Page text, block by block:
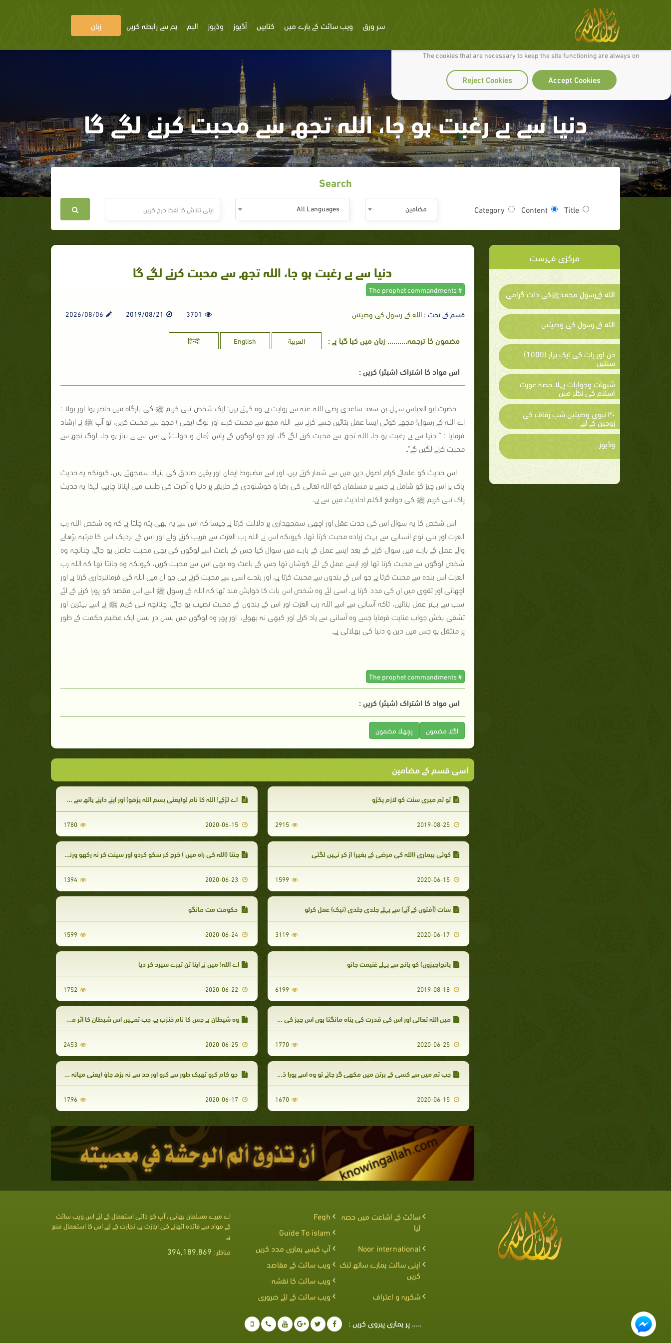
We use cookies to make our site work well for you and so we can continually improve it.
The cookies that are necessary to keep the site functioning are always on
Accept Cookies
Reject Cookies
سر ورق ویب سائٹ کے بارے میں کتابیں آڈیوز وڈیوز البم ہم سے رابطہ کریں زبان
دنیا سے بے رغبت ہو جا، اللہ تجھ سے محبت کرنے لگے گا
Search
Title
Content
Category مضامين All Languages
مرکزی فہرست
الله كےرسول محمدﷺكى ذات گرامي
الله كے رسول كى وصيتىں
دن اور رات کی ایک ہزار (1000)
سنتیں
شبهات وجوابات پہلا حصہ عورت
اسلام كى نظر مىں
۳۰ نبوی وصیتیں شب زفاف کی
زوجین کے لیے
وڈیوز
دنیا سے بے رغبت ہو جا، اللہ تجھ سے محبت کرنے لگے گا
# The prophet commandments
قسم کے تحت :الله كے رسول كى وصيتىں 3701
2019/08/21
2026/08/06
مضمون کا ترجمہ.......... زبان میں کیا گیا ہے : العربية English
हिन्दी
اس مواد کا اشتراک (شیئر) کریں :
حضرت ابو العباس سہل بن سعد ساعدی رضی اللہ عنہ سے روایت ہے وہ کہتے ہیں: ایک شخص نبی کریم ﷺ کی بارگاہ میں حاضر ہوا اور بولا :
اے اللہ کے رسول! مجھے کوئی ایسا عمل بتائیں جسے کرنے سے اللہ مجھ سے محبت کرے اور لوگ (بھی ) مجھ سے محبت کریں، تو آپ ﷺ نے ارشاد
فرمایا : " دنیا سے بے رغبت ہو جا، اللہ تجھ سے محبت کرنے لگے گا، اور جو لوگوں کے پاس (مال و دولت) ہے اس سے بے نیاز ہو جا، لوگ تجھ سے
محبت کرنے لگیں گے"۔
اس حدیث کو علمائے کرام اصول دین میں سے شمار کرتے ہیں، اور اسے مضبوط ایمان اور یقین صادق کی بنیاد سمجھتے ہیں، کیونکہ یہ حدیث
پاک ہر اس چیز کو شامل ہے جسے ہر مسلمان کو اللہ تعالی کی رضا و خوشنودی کے طریقے پر دنیا و آخرت کی طلب میں اپنانا چاہیے، لہذا یہ حدیث
پاک نبی کریم ﷺ کی جوامع الكلم احادیث میں سے ہے۔
اس شخص کا یہ سوال اس کی حدت عقل اور اچھی سمجھداری پر دلالت کرتا ہے جیسا کہ اس سے یہ بھی پتہ چلتا ہے کہ وہ شخص اللہ رب
العزت اور بنی نوع انسانی سے بہت زیادہ محبت کرتا تھا، کیونکہ اس نے اللہ رب العزت سے قریب کرنے والے اور اس کے نزدیک اس کا مرتبہ بڑھانے
والے عمل کے بارے میں سوال کرنے کے بعد ایسے عمل کے بارے میں سوال کیا جس کے باعث اسے لوگوں کی بھی محبت حاصل ہو جائے، چنانچہ وہ
شخص لوگوں سے محبت کرتا تھا اور ایسے عمل کے لئے کوشاں تھا جس کے باعث وہ بھی اس سے محبت کریں، کیونکہ وہ جانتا تھا کہ اللہ رب
العزت اس بندہ سے محبت کرتا ہے جو اس کے بندوں سے محبت کرتا ہے، اور بندے اسی سے محبت کرتے ہیں جو ان میں اللہ کی فرمانبرداری کرتا ہے اور
اچھائی اور تقوی میں ان کی مدد کرتا ہے، اسی لئے وہ شخص اس بات کا خواہش مند تھا کہ اللہ کے رسول ﷺ اسے اس مقصد کو پورا کرنے کے لئے
سب سے بہتر عمل بتائیں، تاکہ آسانی سے اسے اللہ رب العزت اور اس کے بندوں کے محبت نصیب ہو جائے، چنانچہ نبی کریم ﷺ نے اسے بہترین اور
تشفی بخش جواب عنایت فرمایا جسے وہ آسانی سے یاد کرلے اور کبھی نہ بھولے، اور پھر وہ لوگوں میں نسل در نسل ایک عظیم حکمت کے طور
پر منتقل ہو جس میں دین و دنیا کی بھلائی ہے۔
# The prophet commandments
اس مواد کا اشتراک (شیئر) کریں :
پچھلا مضمون اگلا مضمون
اسی قسم کے مضامین
تو تم میری سنت کو لازم پکڑو
2019-08-25
2915
اے لڑکے! اللہ کا نام لو(یعنی بسم اللہ پڑھو) اور اپنے داہنے ہاتھ سے کھاؤ
2020-06-15
1780
کوئی بیماری (اللہ کی مرضی کے بغیر) اڑ کر نہیں لگتی
2020-06-15
1599
جتنا (اللہ کی راہ میں ) خرچ کر سکو کردو اور سینت کر نہ رکھو ورنہ اللہ پاک بھی تمہارے لیے اپنے خزانے میں بندش لگادے گا۔
2020-06-23
1394
سات (آفتوں کے آنے) سے پہلے جلدی جلدی (نیک) عمل کرلو
3119
حکومت مت مانگو
2020-06-24
1599
پانچ(چیزوں) کو پانچ سے پہلے غنیمت جانو
2019-08-18
6199
اے اللہ! میں نے اپنا تن تیرے سپرد کر دیا
1752
میں اللہ تعالی اور اس کی قدرت کی پناہ مانگتا ہوں اس چیز کی برائی سے جس کو میں محسوس کرتا ہوں اور جس کا مجھے خطرہ ہے۔
2020-06-25
1770
وہ شیطان ہے جس کا نام خنزب ہے، جب تمہیں اس شیطان کا اثر محسوس ہو تو اس سے اللہ تعالیٰ کی پناہ مانگو
2020-06-25
2453
جب تم میں سے کسی کے برتن میں مکھی گر جائے تو وہ اسے پورا ڈبو لے اور پھر اسے نکال کر پھینک دے
2020-06-15
1670
جو کام کرو ٹھیک طور سے کرو اور حد سے نہ بڑھ جاؤ (یعنی میانہ روی اختیار کرو)
1796
سائٹ کے اشاعت میں حصہ
لیا
Feqh
Guide To islam
Noor international
آپ کیسے ہماری مدد کریں
اپنی سائٹ ہمارے ساتھ لنک
کریں
ویب سائٹ کے مقاصد
ویب سائٹ کا نقشہ
شکریہ و اعتراف
ویب سائٹ کے لئے ضروری
اے میرے مسلمان بھائی ، آپ کو ذاتی استعمال کے لئے اس ویب سائٹ
کے مواد سے فائدہ اٹھانے کی اجازت ہے، تجارت کے لیے اس کا استعمال منع
ہے
مناظر : 394,189,869
..... پر ہماری پیروی کریں :